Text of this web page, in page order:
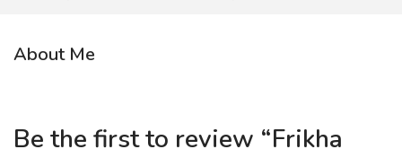
About Me
Be the first to review “Frikha